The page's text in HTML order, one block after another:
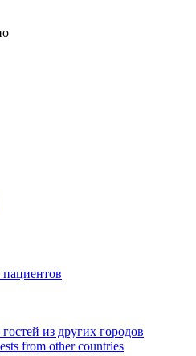
из других городов
from other countries